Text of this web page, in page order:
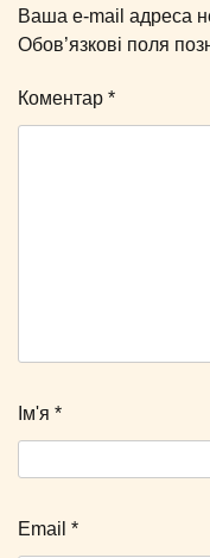
Ваша e-mail адреса
Обов’язкові поля
Коментар *
Ім'я *
Email *